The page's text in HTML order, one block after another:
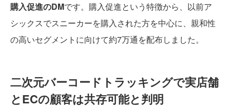
購入促進のDMです。購入促進という特徴から、以前ア
シックスでスニーカーを購入された方を中心に、親和性
の高いセグメントに向けて約7万通を配布しました。
二次元バーコードトラッキングで実店舗
とECの顧客は共存可能と判明